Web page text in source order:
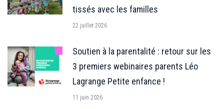
tissés avec les familles
22 juillet 2026
Soutien à la parentalité : retour sur les
3 premiers webinaires parents Léo
Lagrange Petite enfance !
11 juin 2026